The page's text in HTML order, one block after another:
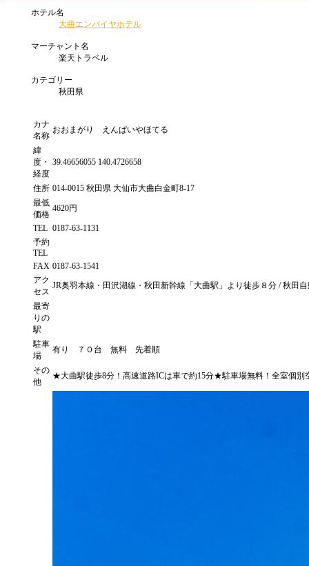
ホテル名
大曲エンパイヤホテル
マーチャント名
楽天トラベル
カテゴリー
秋田県
カナ
名称
おおまがり えんぱいやほてる
緯
度・
経度
39.46656055 140.4726658
住所 014-0015 秋田県 大仙市大曲白金町8-17
最低
価格
4620円
TEL 0187-63-1131
予約
TEL
FAX 0187-63-1541
アク
セス
JR奥羽本線・田沢湖線・秋田新幹線「大曲駅」より徒歩８分 / 秋田
最寄
りの
駅
駐車
場
有り ７０台 無料 先着順
その
他
★大曲駅徒歩8分！高速道路ICは車で約15分★駐車場無料！全室個